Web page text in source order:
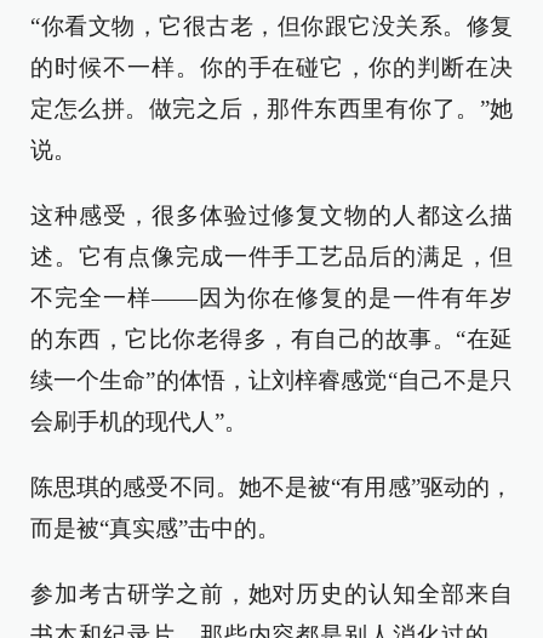
“你看文物，它很古老，但你跟它没关系。修复
的时候不一样。你的手在碰它，你的判断在决
定怎么拼。做完之后，那件东西里有你了。”她
说。
这种感受，很多体验过修复文物的人都这么描
述。它有点像完成一件手工艺品后的满足，但
不完全一样——因为你在修复的是一件有年岁
的东西，它比你老得多，有自己的故事。“在延
续一个生命”的体悟，让刘梓睿感觉“自己不是只
会刷手机的现代人”。
陈思琪的感受不同。她不是被“有用感”驱动的，
而是被“真实感”击中的。
参加考古研学之前，她对历史的认知全部来自